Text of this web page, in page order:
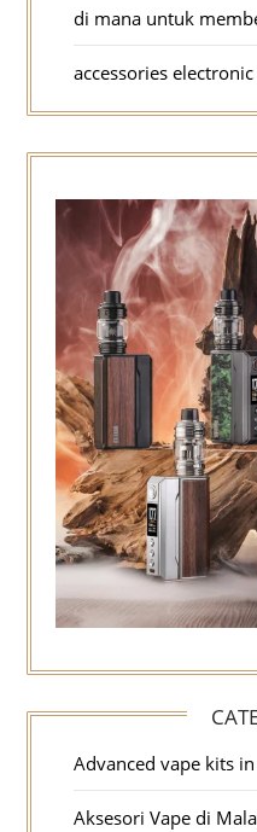
di mana untuk
accessories
Advanced vape kits
Aksesori Vape di